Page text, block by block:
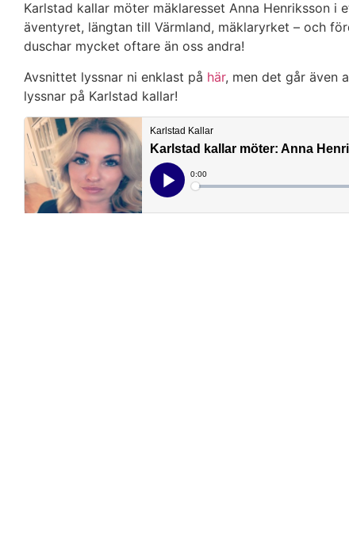
Karlstad kallar möter mäklaresset Anna Henriksson
äventyret, längtan till Värmland, mäklaryrket – och
duschar mycket oftare än oss andra!
Avsnittet lyssnar ni enklast på här, men det går även
lyssnar på Karlstad kallar!